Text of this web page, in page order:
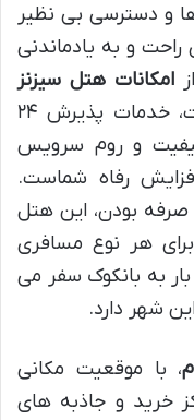
و دسترسی بی نظیر
و به یادماندنی
امکانات هتل سیزنز
می توان به اینترنت پرسرعت، خدمات پذیرش ۲۴
و روم سرویس
رفاه شماست.
صرفه بودن، این هتل
هر نوع مسافری
به بانکوک سفر می
شهر دارد.
، با موقعیت مکانی
خرید و جاذبه های